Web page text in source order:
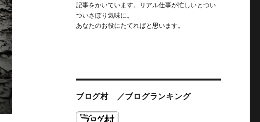
記事をかいています。リアル仕事が忙しいとつい
ついさぼり気味に。
あなたのお役にたてればと思います。
ブログ村 ／ブログランキング